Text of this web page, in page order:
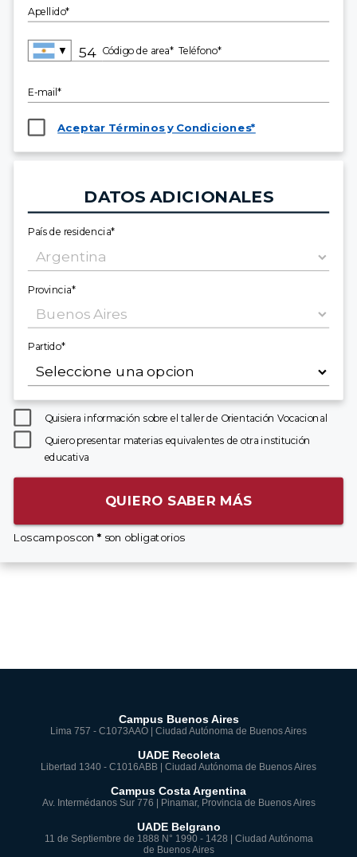
Apellido*
▼ Código de area* Teléfono*
E-mail*
Aceptar Términos y Condiciones*
DATOS ADICIONALES
País de residencia*
Provincia*
Partido*
Quisiera información sobre el taller de Orientación Vocacional
Quiero presentar materias equivalentes de otra institución
educativa
QUIERO SABER MÁS
Los campos con * son obligatorios
Campus Buenos Aires
Lima 757 - C1073AAO | Ciudad Autónoma de Buenos Aires
UADE Recoleta
Libertad 1340 - C1016ABB | Ciudad Autónoma de Buenos Aires
Campus Costa Argentina
Av. Intermédanos Sur 776 | Pinamar, Provincia de Buenos Aires
UADE Belgrano
11 de Septiembre de 1888 N° 1990 - 1428 | Ciudad Autónoma
de Buenos Aires